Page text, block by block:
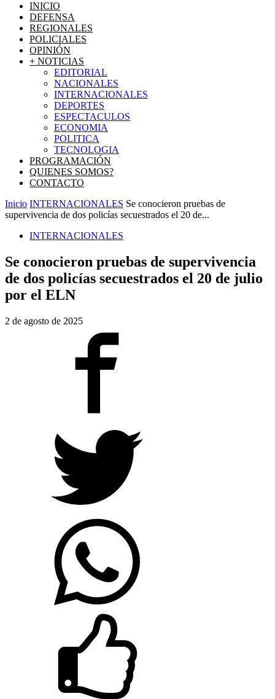
INICIO
DEFENSA
REGIONALES
POLICIALES
OPINIÓN
+ NOTICIAS
EDITORIAL
NACIONALES
INTERNACIONALES
DEPORTES
ESPECTACULOS
ECONOMIA
POLITICA
TECNOLOGIA
PROGRAMACIÓN
QUIENES SOMOS?
CONTACTO
Inicio INTERNACIONALES Se conocieron pruebas de
supervivencia de dos policías secuestrados el 20 de...
INTERNACIONALES
Se conocieron pruebas de supervivencia
de dos policías secuestrados el 20 de julio
por el ELN
2 de agosto de 2025